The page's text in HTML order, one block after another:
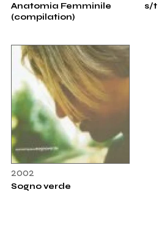
Anatomia Femminile
(compilation)
s/t
2002
Sogno verde